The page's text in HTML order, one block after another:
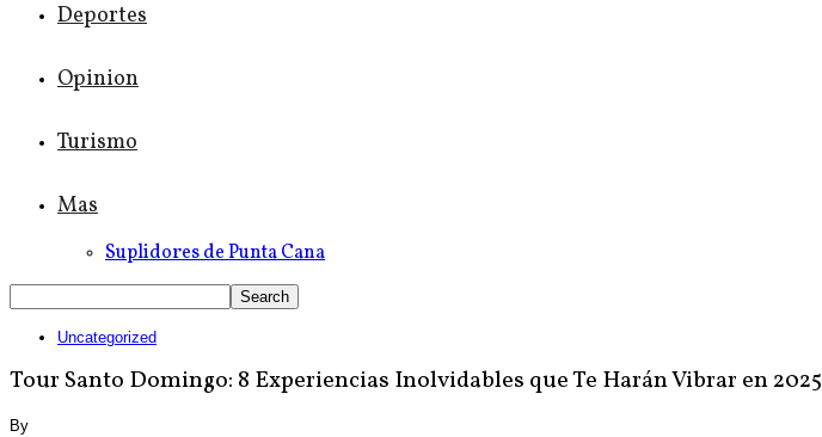
Deportes
Opinion
Turismo
Mas
Suplidores de Punta Cana
Uncategorized
Tour Santo Domingo: 8 Experiencias Inolvidables que Te Harán Vibrar en 2025
By